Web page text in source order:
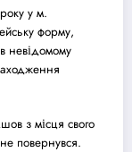
у м.
форму,
невідомому
з місця свого
повернувся.